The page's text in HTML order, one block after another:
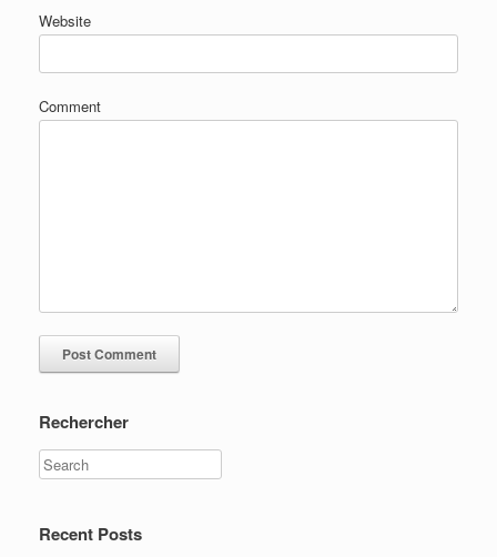
Website
Comment
Rechercher
Recent Posts